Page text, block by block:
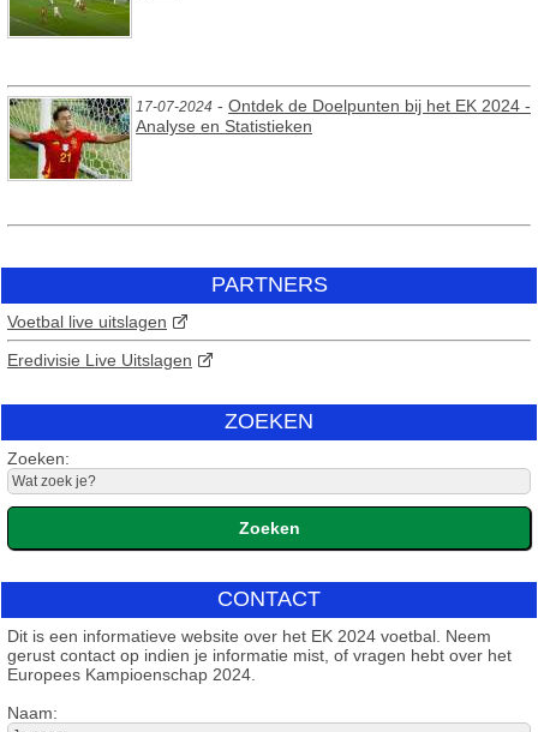
17-07-2024 - Ontdek de Doelpunten bij het EK 2024 -
Analyse en Statistieken
PARTNERS
Voetbal live uitslagen
Eredivisie Live Uitslagen
ZOEKEN
Zoeken:
CONTACT
Dit is een informatieve website over het EK 2024 voetbal. Neem
gerust contact op indien je informatie mist, of vragen hebt over het
Europees Kampioenschap 2024.
Naam: